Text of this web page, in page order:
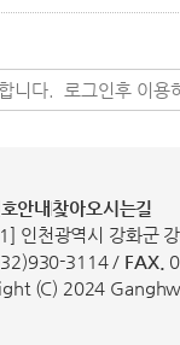
안내찾아오시는길
인천광역시 강화군
3114 / FAX.
(C) 2024